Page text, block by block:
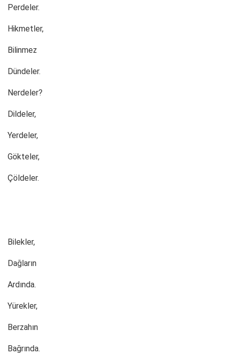
Perdeler.
Hikmetler,
Bilinmez
Dündeler.
Nerdeler?
Dildeler,
Yerdeler,
Gökteler,
Çöldeler.
Bilekler,
Dağların
Ardında.
Yürekler,
Berzahın
Bağrında.